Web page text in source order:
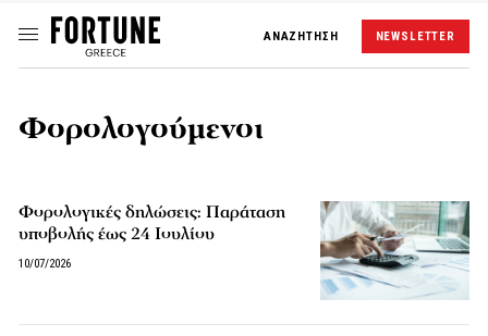
ΑΝΑΖΗΤΗΣΗ NEWSLETTER
Φορολογούμενοι
Φορολογικές δηλώσεις: Παράταση
υποβολής έως 24 Ιουλίου
10/07/2026